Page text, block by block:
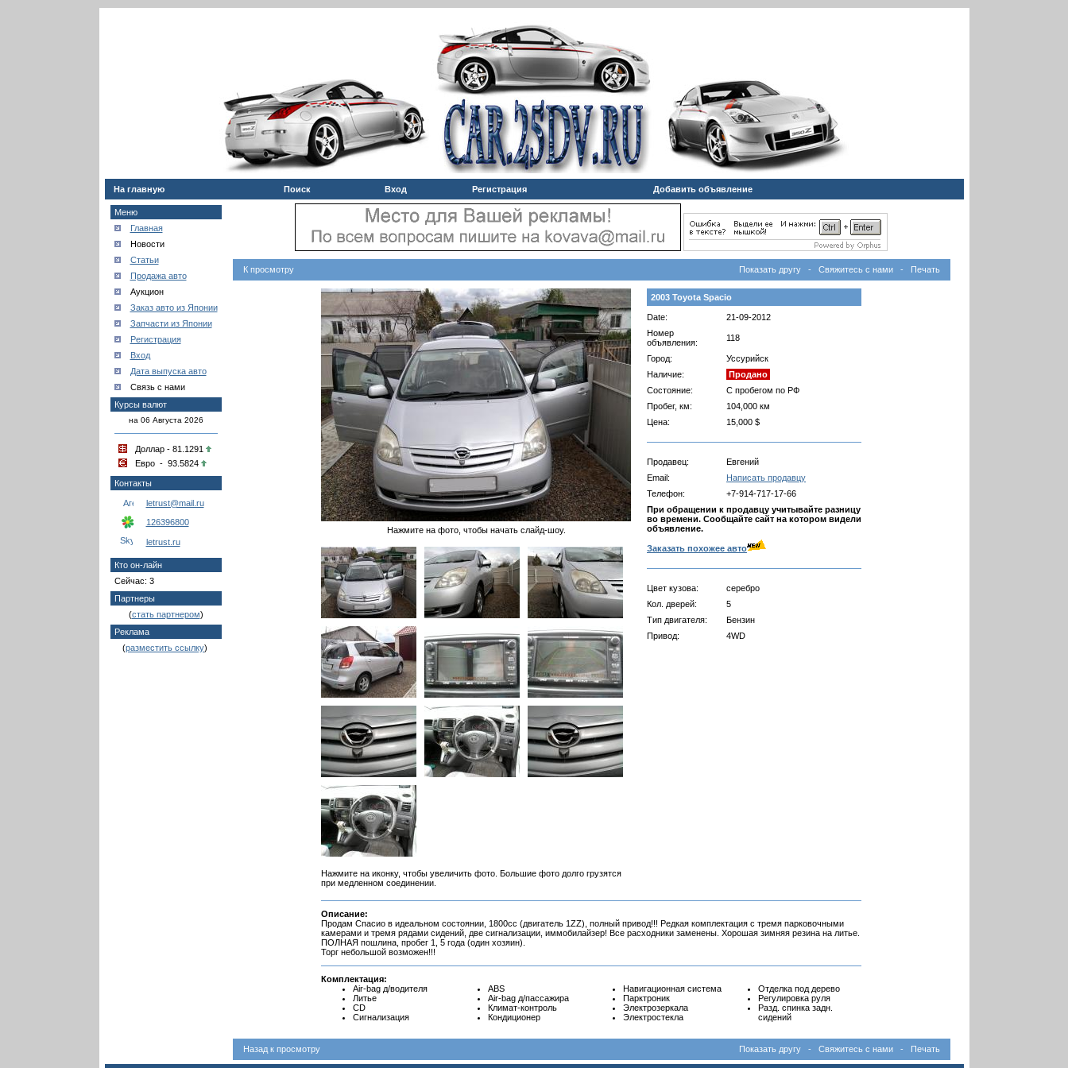
На главную Поиск Вход Регистрация Добавить объявление
Меню
Главная
Новости
Статьи
Продажа авто
Аукцион
Заказ авто из Японии
Запчасти из Японии
Регистрация
Вход
Дата выпуска авто
Связь с нами
Курсы валют
на 06 Августа 2026
Доллар - 81.1291
Евро - 93.5824
Контакты
letrust@mail.ru
126396800
letrust.ru
Кто он-лайн
Сейчас: 3
Партнеры
(стать партнером)
Реклама
(разместить ссылку)
К просмотру Показать другу - Свяжитесь с нами - Печать
Нажмите на фото, чтобы начать слайд-шоу.
Нажмите на иконку, чтобы увеличить фото. Большие фото долго грузятся
при медленном соединении.
2003 Toyota Spacio
Date:
21-09-2012
Номер
объявления:
118
Город:
Уссурийск
Наличие:
Продано
Состояние:
С пробегом по РФ
Пробег, км:
104,000 км
Цена:
15,000 $
Продавец:
Евгений
Email:
Написать продавцу
Телефон:
+7-914-717-17-66
При обращении к продавцу учитывайте разницу
во времени. Сообщайте сайт на котором видели
объявление.
Заказать похожее авто
Цвет кузова:
серебро
Кол. дверей:
5
Тип двигателя:
Бензин
Привод:
4WD
Описание:
Продам Спасио в идеальном состоянии, 1800сс (двигатель 1ZZ), полный привод!!! Редкая комплектация с тремя парковочными
камерами и тремя рядами сидений, две сигнализации, иммобилайзер! Все расходники заменены. Хорошая зимняя резина на литье.
ПОЛНАЯ пошлина, пробег 1, 5 года (один хозяин).
Торг небольшой возможен!!!
Комплектация:
Air-bag д/водителя
Литье
CD
Сигнализация
ABS
Air-bag д/пассажира
Климат-контроль
Кондиционер
Навигационная система
Парктроник
Электрозеркала
Электростекла
Отделка под дерево
Регулировка руля
Разд. спинка задн.
сидений
Назад к просмотру Показать другу - Свяжитесь с нами - Печать